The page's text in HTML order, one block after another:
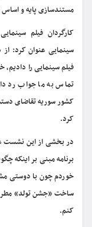
مستندسازی پایه و
کارگردان فیلم
سینمایی عنوان کرد:
تماس به ما جواب رد
کشور سوریه تقاضای
کرد.
در بخشی از این نشست
برنامه مبنی بر اینکه
خوردم چون با دوستی
ساخت «جشن تولد»
کنم.